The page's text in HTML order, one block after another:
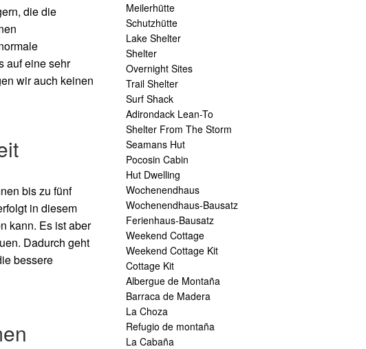
die die
auf eine sehr
wir auch keinen
bis zu fünf
in diesem
kann. Es ist aber
Dadurch geht
bessere
Meilerhütte
Schutzhütte
Lake Shelter
Shelter
Overnight Sites
Trail Shelter
Surf Shack
Adirondack Lean-To
Shelter From The Storm
Seamans Hut
Pocosin Cabin
Hut Dwelling
Wochenendhaus
Wochenendhaus-Bausatz
Ferienhaus-Bausatz
Weekend Cottage
Weekend Cottage Kit
Cottage Kit
Albergue de Montaña
Barraca de Madera
La Choza
Refugio de montaña
La Cabaña